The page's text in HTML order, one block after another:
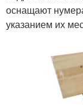
оснащают
указанием их